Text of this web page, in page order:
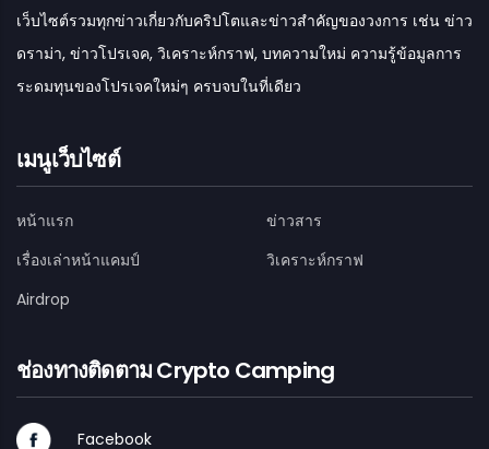
เว็บไซต์รวมทุกข่าวเกี่ยวกับคริปโตและข่าวสำคัญของวงการ เช่น ข่าว
ดราม่า, ข่าวโปรเจค, วิเคราะห์กราฟ, บทความใหม่ ความรู้ข้อมูลการ
ระดมทุนของโปรเจคใหม่ๆ ครบจบในที่เดียว
เมนูเว็บไซต์
หน้าแรก
ข่าวสาร
เรื่องเล่าหน้าแคมป์
วิเคราะห์กราฟ
Airdrop
ช่องทางติดตาม Crypto Camping
Facebook